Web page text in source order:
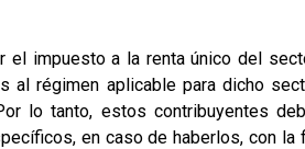
el impuesto a la renta único del
al régimen aplicable para dicho
lo tanto, estos contribuyentes
en caso de haberlos, con la